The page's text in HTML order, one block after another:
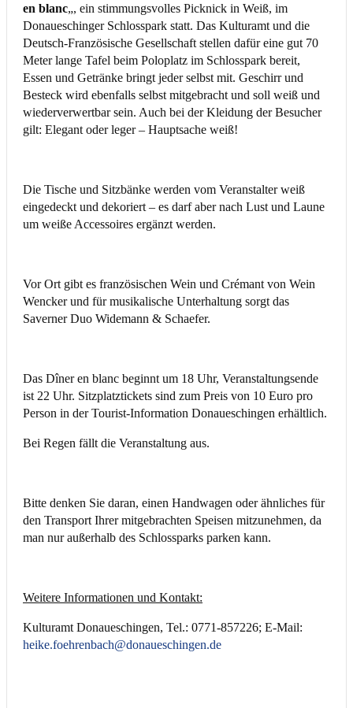
en blanc„, ein stimmungsvolles Picknick in Weiß, im
Donaueschinger Schlosspark statt. Das Kulturamt und die
Deutsch-Französische Gesellschaft stellen dafür eine gut 70
Meter lange Tafel beim Poloplatz im Schlosspark bereit,
Essen und Getränke bringt jeder selbst mit. Geschirr und
Besteck wird ebenfalls selbst mitgebracht und soll weiß und
wiederverwertbar sein. Auch bei der Kleidung der Besucher
gilt: Elegant oder leger – Hauptsache weiß!
Die Tische und Sitzbänke werden vom Veranstalter weiß
eingedeckt und dekoriert – es darf aber nach Lust und Laune
um weiße Accessoires ergänzt werden.
Vor Ort gibt es französischen Wein und Crémant von Wein
Wencker und für musikalische Unterhaltung sorgt das
Saverner Duo Widemann & Schaefer.
Das Dîner en blanc beginnt um 18 Uhr, Veranstaltungsende
ist 22 Uhr. Sitzplatztickets sind zum Preis von 10 Euro pro
Person in der Tourist-Information Donaueschingen erhältlich.
Bei Regen fällt die Veranstaltung aus.
Bitte denken Sie daran, einen Handwagen oder ähnliches für
den Transport Ihrer mitgebrachten Speisen mitzunehmen, da
man nur außerhalb des Schlossparks parken kann.
Weitere Informationen und Kontakt:
Kulturamt Donaueschingen, Tel.: 0771-857226; E-Mail:
heike.foehrenbach@donaueschingen.de